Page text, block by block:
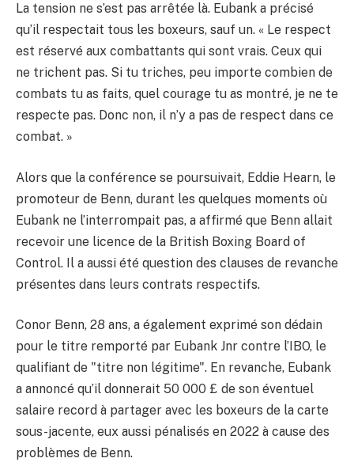
La tension ne s’est pas arrêtée là. Eubank a précisé
qu’il respectait tous les boxeurs, sauf un. « Le respect
est réservé aux combattants qui sont vrais. Ceux qui
ne trichent pas. Si tu triches, peu importe combien de
combats tu as faits, quel courage tu as montré, je ne te
respecte pas. Donc non, il n’y a pas de respect dans ce
combat. »
Alors que la conférence se poursuivait, Eddie Hearn, le
promoteur de Benn, durant les quelques moments où
Eubank ne l’interrompait pas, a affirmé que Benn allait
recevoir une licence de la British Boxing Board of
Control. Il a aussi été question des clauses de revanche
présentes dans leurs contrats respectifs.
Conor Benn, 28 ans, a également exprimé son dédain
pour le titre remporté par Eubank Jnr contre l’IBO, le
qualifiant de "titre non légitime". En revanche, Eubank
a annoncé qu’il donnerait 50 000 £ de son éventuel
salaire record à partager avec les boxeurs de la carte
sous-jacente, eux aussi pénalisés en 2022 à cause des
problèmes de Benn.